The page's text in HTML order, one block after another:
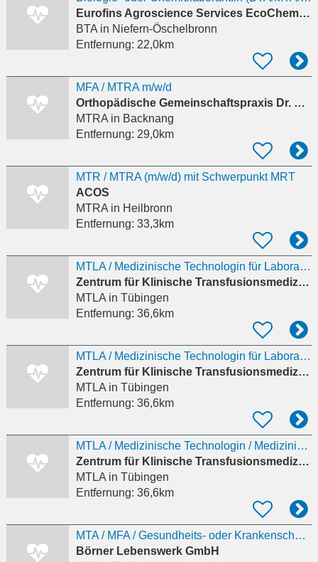
Eurofins Agroscience Services EcoChem GmbH
BTAin Niefern-Öschelbronn
Entfernung: 22,0km
MFA / MTRA m/w/d
Orthopädische Gemeinschaftspraxis Dr. med. Stefan Enßlin & Dr. med. Christian Petzoldt
MTRAin Backnang
Entfernung: 29,0km
MTR / MTRA (m/w/d) mit Schwerpunkt MRT
ACOS
MTRAin Heilbronn
Entfernung: 33,3km
MTLA / Medizinische Technologin für Laboratoriumsanalytik für die Qualitätskontrolle
Zentrum für Klinische Transfusionsmedizin Tübingen gGmbH
MTLAin Tübingen
Entfernung: 36,6km
MTLA / Medizinische Technologin für Laboratoriumsanalytik
Zentrum für Klinische Transfusionsmedizin Tübingen gGmbH
MTLAin Tübingen
Entfernung: 36,6km
MTLA / Medizinische Technologin / Medizinischer Technologe für Laboratoriumsanalytik (m/w/d) )
Zentrum für Klinische Transfusionsmedizin Tübingen gGmbH
MTLAin Tübingen
Entfernung: 36,6km
MTA / MFA / Gesundheits- oder Krankenschwester/pfleger Premium (m/w/d) Vollzeit gesucht
Börner Lebenswerk GmbH